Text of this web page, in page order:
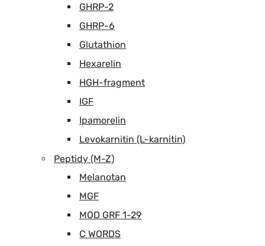
GHRP-2
GHRP-6
Glutathion
Hexarelin
HGH-fragment
IGF
Ipamorelin
Levokarnitin (L-karnitin)
Peptidy (M-Z)
Melanotan
MGF
MOD GRF 1-29
C WORDS